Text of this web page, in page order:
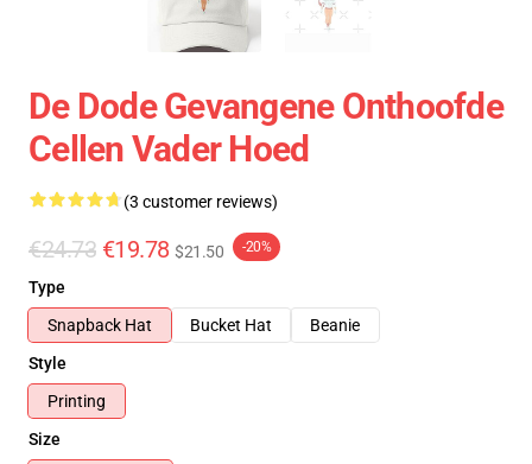
De Dode Gevangene Onthoofde
Cellen Vader Hoed
(3 customer reviews)
€24.73 €19.78 $21.50 -20%
Type
Snapback Hat
Bucket Hat
Beanie
Style
Printing
Size